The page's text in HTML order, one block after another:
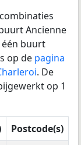
Ancienne
buurt
op de pagina
. De
op 1
Postcode(s)